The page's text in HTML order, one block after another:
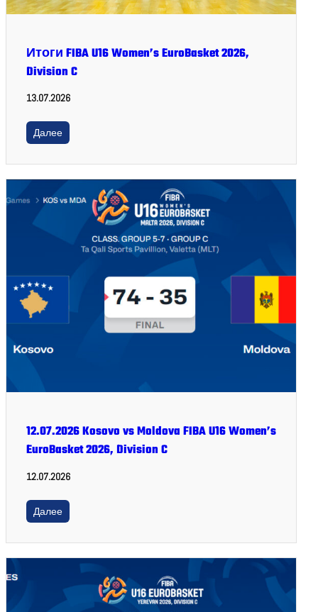
Итоги FIBA U16 Women’s EuroBasket 2026,
Division C
13.07.2026
Далее
12.07.2026 Kosovo vs Moldova FIBA U16 Women’s
EuroBasket 2026, Division C
12.07.2026
Далее